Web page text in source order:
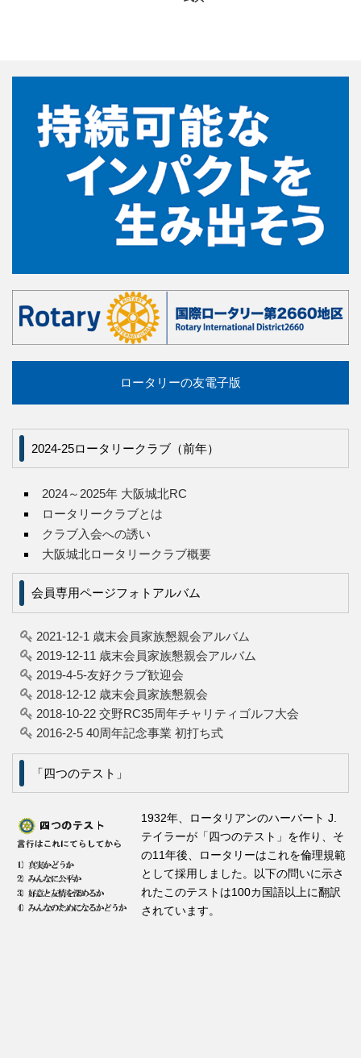
ロータリーの友電子版
2024-25ロータリークラブ（前年）
2024～2025年 大阪城北RC
ロータリークラブとは
クラブ入会への誘い
大阪城北ロータリークラブ概要
会員専用ページフォトアルバム
2021-12-1 歳末会員家族懇親会アルバム
2019-12-11 歳末会員家族懇親会アルバム
2019-4-5-友好クラブ歓迎会
2018-12-12 歳末会員家族懇親会
2018-10-22 交野RC35周年チャリティゴルフ大会
2016-2-5 40周年記念事業 初打ち式
「四つのテスト」
1932年、ロータリアンのハーバート J.
テイラーが「四つのテスト」を作り、そ
の11年後、ロータリーはこれを倫理規範
として採用しました。以下の問いに示さ
れたこのテストは100カ国語以上に翻訳
されています。